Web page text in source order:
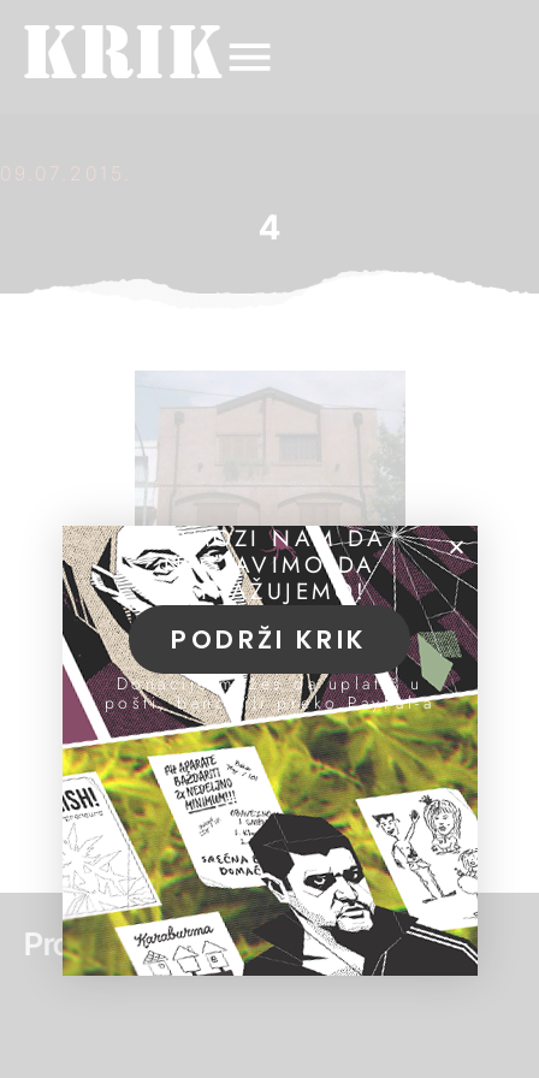
09.07.2015.
4
Pročitaj još:
POMOZI NAM DA
NASTAVIMO DA
ISTRAŽUJEMO!
PODRŽI KRIK
Donacije možeš da uplatiš u
pošti, banci ili preko PayPal-a